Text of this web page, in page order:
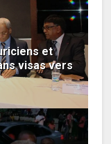
et
visas vers